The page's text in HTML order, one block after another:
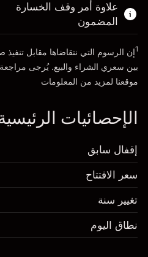
الذهاب إلى المنصة
علاوة أمر وقف الخسارة
المضمون
1إن الرسوم التي نتقاضاها مقابل
بين سعري الشراء والبيع. يُرجى
موقعنا لمزيد من المعلومات
الإحصائيات
إقفال سابق
سعر الافتتاح
تغيير سنة
نطاق اليوم